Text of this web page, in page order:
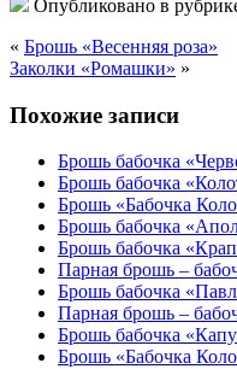
Опубликовано в
« Брошь «Весенняя роза»
Заколки «Ромашки» »
Похожие записи
Брошь бабочка
Брошь бабочка
Брошь «Бабочка
Брошь бабочка
Брошь бабочка
Парная брошь –
Брошь бабочка
Парная брошь –
Брошь бабочка
Брошь «Бабочка